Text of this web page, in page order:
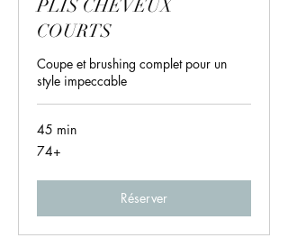
PLIS CHEVEUX
COURTS
Coupe et brushing complet pour un
style impeccable
45 min
74+
74+
Réserver